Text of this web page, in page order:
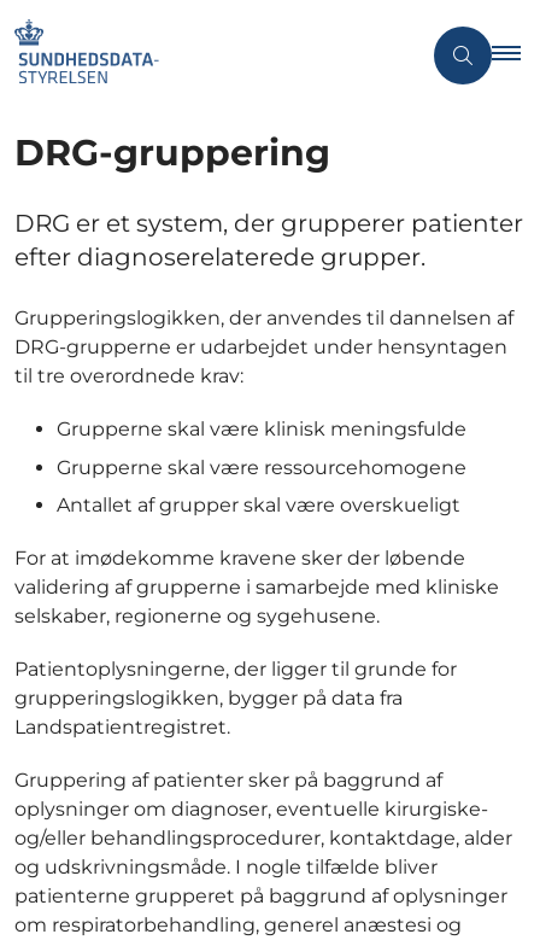
DRG-gruppering
DRG er et system, der grupperer patienter
efter diagnoserelaterede grupper.
Grupperingslogikken, der anvendes til dannelsen af
DRG-grupperne er udarbejdet under hensyntagen
til tre overordnede krav:
Grupperne skal være klinisk meningsfulde
Grupperne skal være ressourcehomogene
Antallet af grupper skal være overskueligt
For at imødekomme kravene sker der løbende
validering af grupperne i samarbejde med kliniske
selskaber, regionerne og sygehusene.
Patientoplysningerne, der ligger til grunde for
grupperingslogikken, bygger på data fra
Landspatientregistret.
Gruppering af patienter sker på baggrund af
oplysninger om diagnoser, eventuelle kirurgiske-
og/eller behandlingsprocedurer, kontaktdage, alder
og udskrivningsmåde. I nogle tilfælde bliver
patienterne grupperet på baggrund af oplysninger
om respiratorbehandling, generel anæstesi og